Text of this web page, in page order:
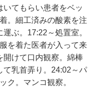
てもらい患者をベッ
。細工済みの酸素を注
ぶ。17:22～処置室。
を着た医者が入って来
開けて口内観察。綿棒
て乳首弄り。24:02～パ
ク。マンコ観察。